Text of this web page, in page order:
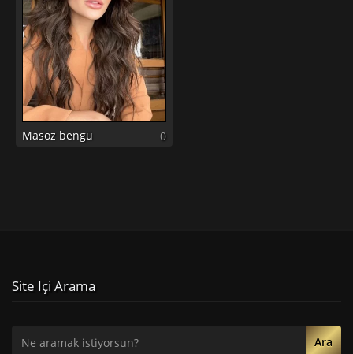
Masöz bengü 0
Site Içi Arama
Ara